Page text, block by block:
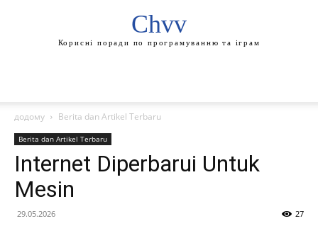
Chvv
Корисні поради по програмуванню та іграм
додому Berita dan Artikel Terbaru
Berita dan Artikel Terbaru
Internet Diperbarui Untuk
Mesin
29.05.2026 27